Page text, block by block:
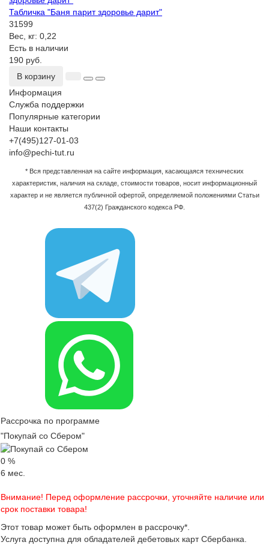
Табличка "Баня парит здоровье дарит"
31599
Вес, кг: 0,22
Есть в наличии
190 руб.
В корзину
Информация
Служба поддержки
Популярные категории
Наши контакты
+7(495)127-01-03
info@pechi-tut.ru
* Вся представленная на сайте информация, касающаяся технических
характеристик, наличия на складе, стоимости товаров, носит информационный
характер и не является публичной офертой, определяемой положениями Статьи
437(2) Гражданского кодекса РФ.
Рассрочка по программе
"Покупай со Сбером"
0 %
6 мес.
Внимание! Перед оформление рассрочки, уточняйте наличие или
срок поставки товара!
Этот товар может быть оформлен в рассрочку*.
Услуга доступна для обладателей дебетовых карт Сбербанка.